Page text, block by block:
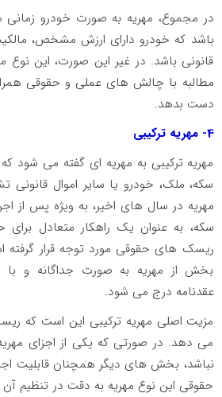
در مجموع، مهریه به صورت خودرو زمانی
باشد که خودرو دارای ارزش مشخص،
قانونی باشد. در غیر این صورت، این
مطالبه با چالش های عملی و حقوقی
دست بدهد.
4- مهریه ترکیبی
مهریه ترکیبی به مهریه ای گفته می شود
سکه، ملک، خودرو یا سایر اموال قانونی
مهریه در سال های اخیر، به ویژه پس از
سکه، به عنوان یک راهکار متعادل
ریسک های حقوقی مورد توجه قرار گرفته
بخش از مهریه به صورت جداگانه و
عقدنامه درج می شود.
مزیت اصلی مهریه ترکیبی این است که
می دهد. در صورتی که یکی از اجزای
نباشد، بخش های دیگر همچنان قابلیت اجرا
حقوقی این نوع مهریه به دقت در تنظیم آن